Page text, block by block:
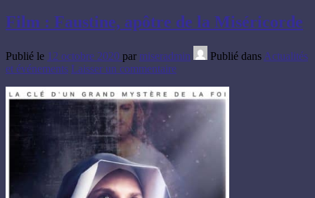
Film : Faustine, apôtre de la Miséricorde
Publié le 12 octobre 2020 par miseradmin Publié dans Actualités
et événements Laisser un commentaire